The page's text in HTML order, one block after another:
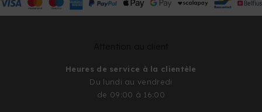
Heures de service à la clientèle
Du lundi au vendredi
de 09:00 à 16:00